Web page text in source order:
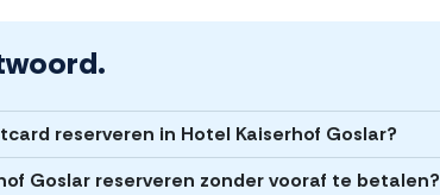
reserveren in Hotel Kaiserhof Goslar?
Goslar reserveren zonder vooraf te betalen?